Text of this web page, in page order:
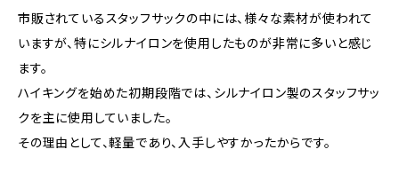
市販されているスタッフサックの中には、様々な素材が使われて
いますが、特にシルナイロンを使用したものが非常に多いと感じ
ます。
ハイキングを始めた初期段階では、シルナイロン製のスタッフサッ
クを主に使用していました。
その理由として、軽量であり、入手しやすかったからです。